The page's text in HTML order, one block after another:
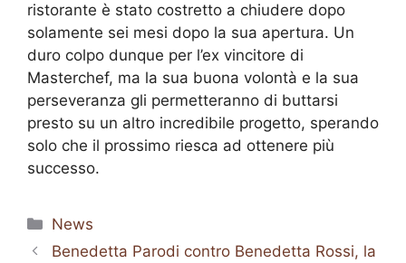
ristorante è stato costretto a chiudere dopo
solamente sei mesi dopo la sua apertura. Un
duro colpo dunque per l’ex vincitore di
Masterchef, ma la sua buona volontà e la sua
perseveranza gli permetteranno di buttarsi
presto su un altro incredibile progetto, sperando
solo che il prossimo riesca ad ottenere più
successo.
Categorie
News
Benedetta Parodi contro Benedetta Rossi, la